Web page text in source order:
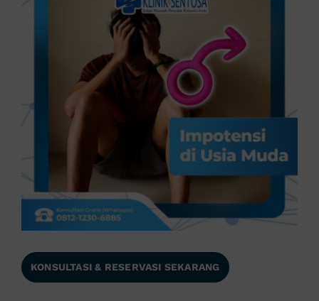
KONSULTASI & RESERVASI SEKARANG